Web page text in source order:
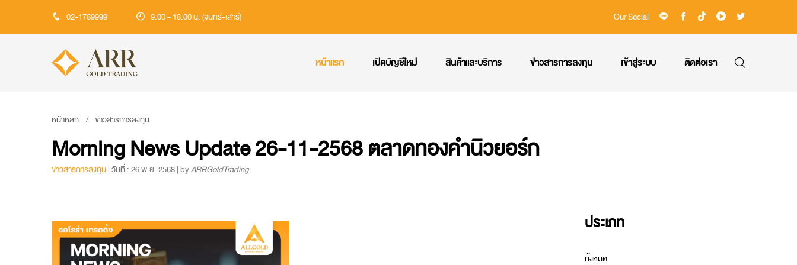
02-1789999 9.00 - 18.00 น. (จันทร์-เสาร์) Our Social
หน้าแรก เปิดบัญชีใหม่ สินค้าและบริการ ข่าวสารการลงทุน เข้าสู่ระบบ ติดต่อเรา
หน้าหลัก ข่าวสารการลงทุน
Morning News Update 26-11-2568 ตลาดทองคำนิวยอร์ก
ข่าวสารการลงทุน| วันที่ : 26 พ.ย. 2568 | byARRGoldTrading
ประเภท
ทั้งหมด